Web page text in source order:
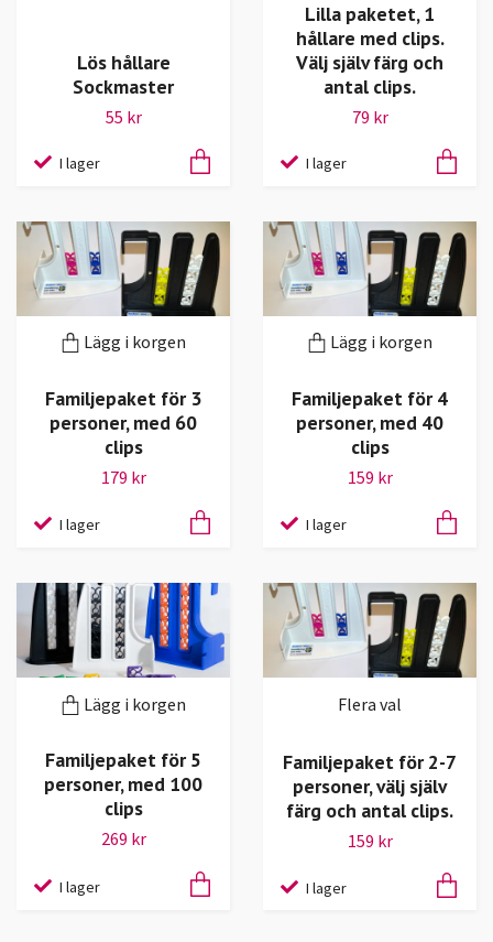
Lös hållare
Sockmaster
55 kr
I lager
Lilla paketet, 1
hållare med clips.
Välj själv färg och
antal clips.
79 kr
I lager
Lägg i korgen
Familjepaket för 3
personer, med 60
clips
179 kr
I lager
Lägg i korgen
Familjepaket för 4
personer, med 40
clips
159 kr
I lager
Lägg i korgen
Familjepaket för 5
personer, med 100
clips
269 kr
I lager
Flera val
Familjepaket för 2-7
personer, välj själv
färg och antal clips.
159 kr
I lager